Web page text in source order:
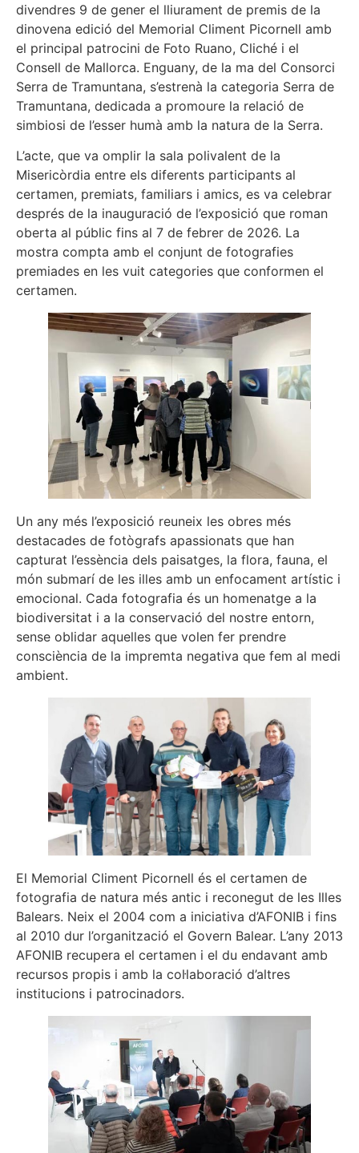
divendres 9 de gener el lliurament de premis de la
dinovena edició del Memorial Climent Picornell amb
el principal patrocini de Foto Ruano, Cliché i el
Consell de Mallorca. Enguany, de la ma del Consorci
Serra de Tramuntana, s’estrenà la categoria Serra de
Tramuntana, dedicada a promoure la relació de
simbiosi de l’esser humà amb la natura de la Serra.
L’acte, que va omplir la sala polivalent de la
Misericòrdia entre els diferents participants al
certamen, premiats, familiars i amics, es va celebrar
després de la inauguració de l’exposició que roman
oberta al públic fins al 7 de febrer de 2026. La
mostra compta amb el conjunt de fotografies
premiades en les vuit categories que conformen el
certamen.
Un any més l’exposició reuneix les obres més
destacades de fotògrafs apassionats que han
capturat l’essència dels paisatges, la flora, fauna, el
món submarí de les illes amb un enfocament artístic i
emocional. Cada fotografia és un homenatge a la
biodiversitat i a la conservació del nostre entorn,
sense oblidar aquelles que volen fer prendre
consciència de la impremta negativa que fem al medi
ambient.
El Memorial Climent Picornell és el certamen de
fotografia de natura més antic i reconegut de les Illes
Balears. Neix el 2004 com a iniciativa d’AFONIB i fins
al 2010 dur l’organització el Govern Balear. L’any 2013
AFONIB recupera el certamen i el du endavant amb
recursos propis i amb la col·laboració d’altres
institucions i patrocinadors.